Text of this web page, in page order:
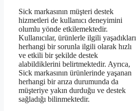
Sick markasının müşteri destek
hizmetleri de kullanıcı deneyimini
olumlu yönde etkilemektedir.
Kullanıcılar, ürünlerle ilgili yaşadıkları
herhangi bir sorunla ilgili olarak hızlı
ve etkili bir şekilde destek
alabildiklerini belirtmektedir. Ayrıca,
Sick markasının ürünlerinde yaşanan
herhangi bir arıza durumunda da
müşteriye yakın durduğu ve destek
sağladığı bilinmektedir.